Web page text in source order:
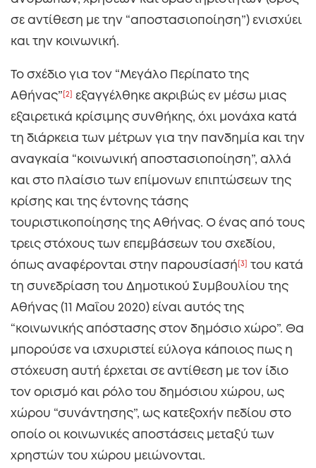
σε αντίθεση με την “αποστασιοποίηση”) ενισχύει
και την κοινωνική.
Το σχέδιο για τον “Μεγάλο Περίπατο της
Αθήνας” [2]
εξαγγέλθηκε ακριβώς εν μέσω μιας
εξαιρετικά κρίσιμης συνθήκης, όχι μονάχα κατά
τη διάρκεια των μέτρων για την πανδημία και την
αναγκαία “κοινωνική αποστασιοποίηση”, αλλά
και στο πλαίσιο των επίμονων επιπτώσεων της
κρίσης και της έντονης τάσης
τουριστικοποίησης της Αθήνας. Ο ένας από τους
τρεις στόχους των επεμβάσεων του σχεδίου,
όπως αναφέρονται στην παρουσίασή [3]
του κατά
τη συνεδρίαση του Δημοτικού Συμβουλίου της
Αθήνας (11 Μαΐου 2020) είναι αυτός της
“κοινωνικής απόστασης στον δημόσιο χώρο”. Θα
μπορούσε να ισχυριστεί εύλογα κάποιος πως η
στόχευση αυτή έρχεται σε αντίθεση με τον ίδιο
τον ορισμό και ρόλο του δημόσιου χώρου, ως
χώρου “συνάντησης”, ως κατεξοχήν πεδίου στο
οποίο οι κοινωνικές αποστάσεις μεταξύ των
χρηστών του χώρου μειώνονται.